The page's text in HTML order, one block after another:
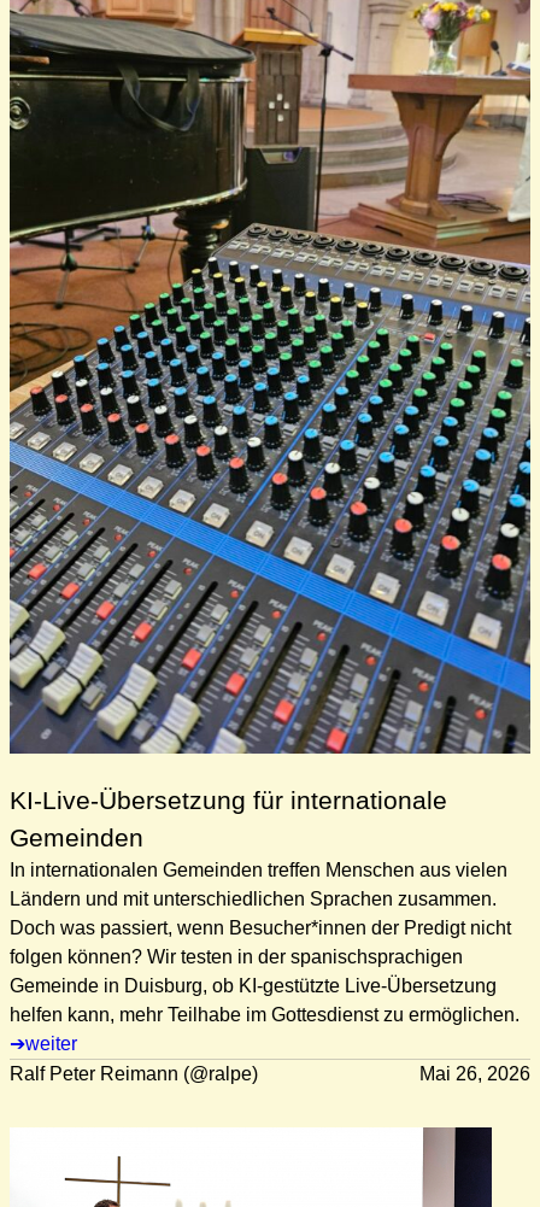
KI-Live-Übersetzung für internationale
Gemeinden
In internationalen Gemeinden treffen Menschen aus vielen
Ländern und mit unterschiedlichen Sprachen zusammen.
Doch was passiert, wenn Besucher*innen der Predigt nicht
folgen können? Wir testen in der spanischsprachigen
Gemeinde in Duisburg, ob KI-gestützte Live-Übersetzung
helfen kann, mehr Teilhabe im Gottesdienst zu ermöglichen.
weiter
Ralf Peter Reimann (@ralpe)
Mai 26, 2026